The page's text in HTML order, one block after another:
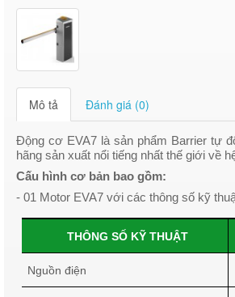
Mô tả Đánh giá (0)
Động cơ EVA7 là sản phẩm Barrier tự
hãng sản xuất nổi tiếng nhất thế giới về
Cấu hình cơ bản bao gồm:
- 01 Motor EVA7 với các thông số kỹ
THÔNG SỐ KỸ THUẬT
Nguồn điện